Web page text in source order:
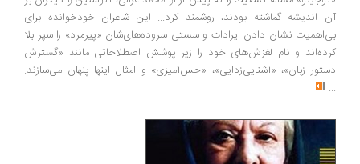
آن اندیشه گماشته بودند‌، روشمند كرد... این شاعران خودخوانده برای
بی‌اهمیت نشان دادن ایرادات و سستی سروده‌های‌شان «پیرمرد» را سپر بلا
كرده‌اند و نام لغزش‌های خود را زیر پوشش اصطلاحاتی مانند «گسترش
دستور زبان»، ‌«آشنایی‌زدایی»، ‌«حس‌آمیزی» و امثال اینها پنهان می‌سازند.
...